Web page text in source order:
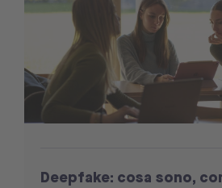
Deepfake: cosa sono,